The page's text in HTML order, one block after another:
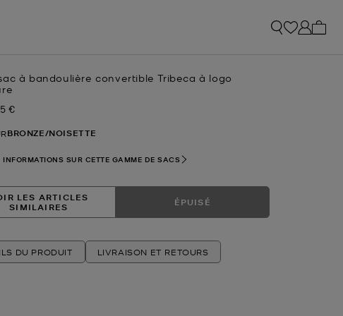
à bandoulière convertible Tribeca à logo
actuel
€
BRONZE/NOISETTE
INFORMATIONS SUR CETTE GAMME DE SACS
LES ARTICLES
SIMILAIRES
ÉPUISÉ
DU PRODUIT LIVRAISON ET RETOURS